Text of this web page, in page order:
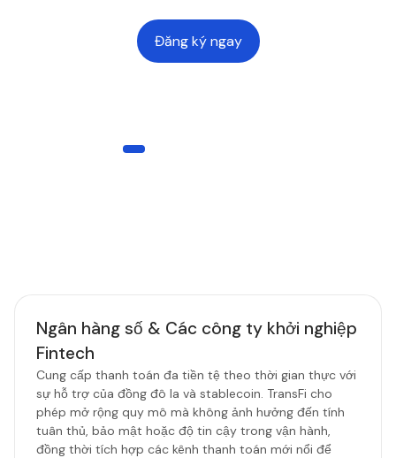
Đăng ký ngay
Ngân hàng số & Các công ty khởi nghiệp
Fintech
Cung cấp thanh toán đa tiền tệ theo thời gian thực với
sự hỗ trợ của đồng đô la và stablecoin. TransFi cho
phép mở rộng quy mô mà không ảnh hưởng đến tính
tuân thủ, bảo mật hoặc độ tin cậy trong vận hành,
đồng thời tích hợp các kênh thanh toán mới nổi để